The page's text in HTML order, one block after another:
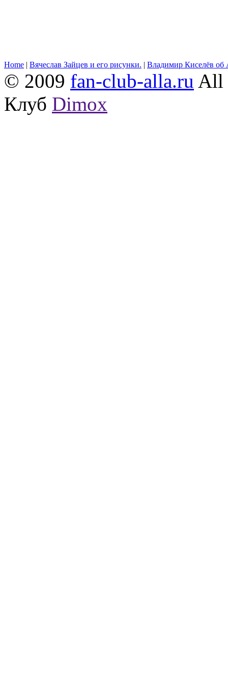
Home | Вячеслав Зайцев и его рисунки. | Владимир Киселёв об
© 2009 fan-club-alla.ru All
Клуб Dimox